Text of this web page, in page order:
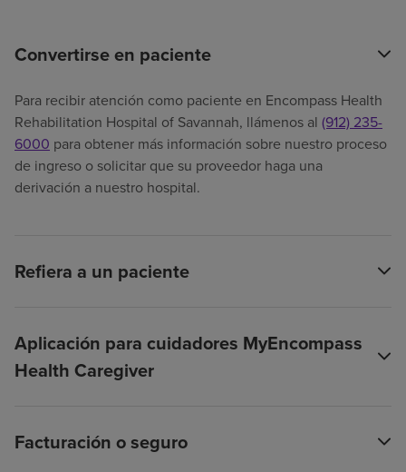
Convertirse en paciente
Para recibir atención como paciente en Encompass Health
Rehabilitation Hospital of Savannah, llámenos al (912) 235-
6000 para obtener más información sobre nuestro proceso
de ingreso o solicitar que su proveedor haga una
derivación a nuestro hospital.
Refiera a un paciente
Aplicación para cuidadores MyEncompass
Health Caregiver
Facturación o seguro